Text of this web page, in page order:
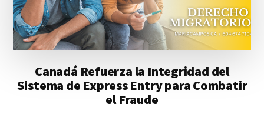
Canadá Refuerza la Integridad del
Sistema de Express Entry para Combatir
el Fraude